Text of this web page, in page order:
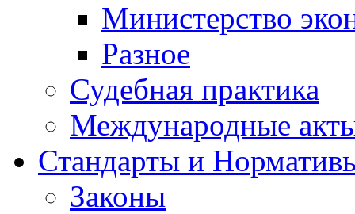
Министерство
Разное
Судебная практика
Международные
Стандарты и
Законы